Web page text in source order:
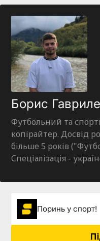
Борис
Футбольний та
копірайтер. Досвід
більше 5 років
Спеціалізація -
Поринь у спорт!